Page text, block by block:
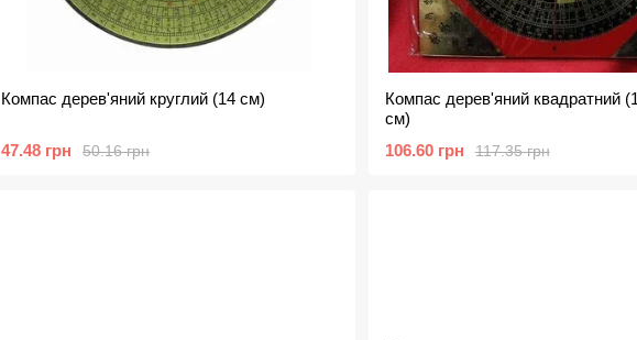
Компас дерев'яний круглий (14 см)
50.16 грн
47.48 грн
Компас дерев'яний квадратний
см)
117.35 грн
106.60 грн